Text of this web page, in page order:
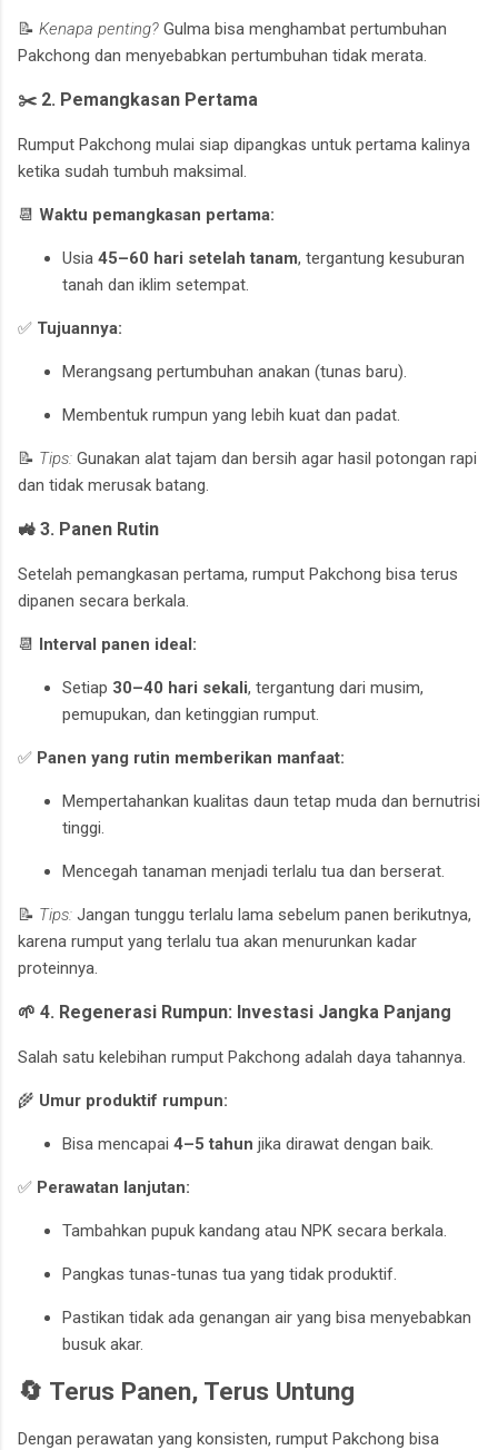
📝 Kenapa penting? Gulma bisa menghambat pertumbuhan
Pakchong dan menyebabkan pertumbuhan tidak merata.
✂️ 2. Pemangkasan Pertama
Rumput Pakchong mulai siap dipangkas untuk pertama kalinya
ketika sudah tumbuh maksimal.
📆 Waktu pemangkasan pertama:
Usia 45–60 hari setelah tanam, tergantung kesuburan
tanah dan iklim setempat.
✅ Tujuannya:
Merangsang pertumbuhan anakan (tunas baru).
Membentuk rumpun yang lebih kuat dan padat.
📝 Tips: Gunakan alat tajam dan bersih agar hasil potongan rapi
dan tidak merusak batang.
🚜 3. Panen Rutin
Setelah pemangkasan pertama, rumput Pakchong bisa terus
dipanen secara berkala.
📆 Interval panen ideal:
Setiap 30–40 hari sekali, tergantung dari musim,
pemupukan, dan ketinggian rumput.
✅ Panen yang rutin memberikan manfaat:
Mempertahankan kualitas daun tetap muda dan bernutrisi
tinggi.
Mencegah tanaman menjadi terlalu tua dan berserat.
📝 Tips: Jangan tunggu terlalu lama sebelum panen berikutnya,
karena rumput yang terlalu tua akan menurunkan kadar
proteinnya.
🌱 4. Regenerasi Rumpun: Investasi Jangka Panjang
Salah satu kelebihan rumput Pakchong adalah daya tahannya.
🌾 Umur produktif rumpun:
Bisa mencapai 4–5 tahun jika dirawat dengan baik.
✅ Perawatan lanjutan:
Tambahkan pupuk kandang atau NPK secara berkala.
Pangkas tunas-tunas tua yang tidak produktif.
Pastikan tidak ada genangan air yang bisa menyebabkan
busuk akar.
🔄 Terus Panen, Terus Untung
Dengan perawatan yang konsisten, rumput Pakchong bisa